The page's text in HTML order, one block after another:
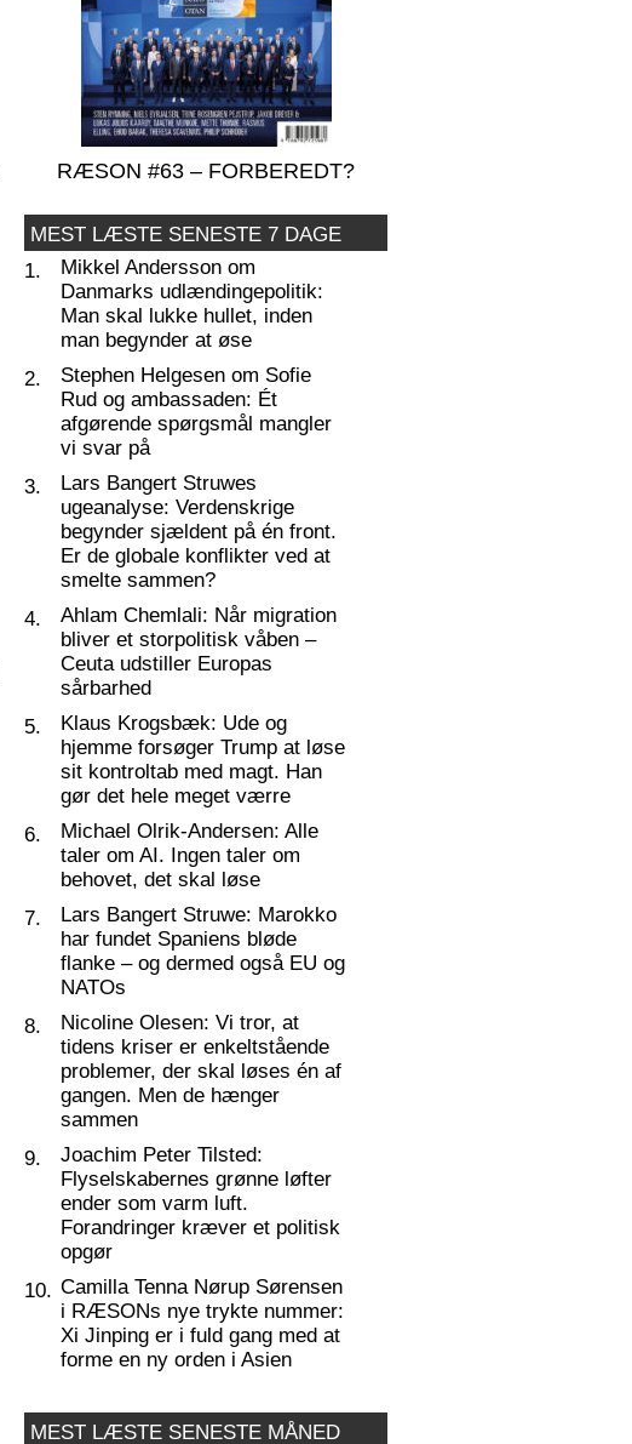
RÆSON #63 – FORBEREDT?
MEST LÆSTE SENESTE 7 DAGE
1.
Mikkel Andersson om
Danmarks udlændingepolitik:
Man skal lukke hullet, inden
man begynder at øse
2.
Stephen Helgesen om Sofie
Rud og ambassaden: Ét
afgørende spørgsmål mangler
vi svar på
3.
Lars Bangert Struwes
ugeanalyse: Verdenskrige
begynder sjældent på én front.
Er de globale konflikter ved at
smelte sammen?
4.
Ahlam Chemlali: Når migration
bliver et storpolitisk våben –
Ceuta udstiller Europas
sårbarhed
5.
Klaus Krogsbæk: Ude og
hjemme forsøger Trump at løse
sit kontroltab med magt. Han
gør det hele meget værre
6.
Michael Olrik-Andersen: Alle
taler om AI. Ingen taler om
behovet, det skal løse
7.
Lars Bangert Struwe: Marokko
har fundet Spaniens bløde
flanke – og dermed også EU og
NATOs
8.
Nicoline Olesen: Vi tror, at
tidens kriser er enkeltstående
problemer, der skal løses én af
gangen. Men de hænger
sammen
9.
Joachim Peter Tilsted:
Flyselskabernes grønne løfter
ender som varm luft.
Forandringer kræver et politisk
opgør
10. Camilla Tenna Nørup Sørensen
i RÆSONs nye trykte nummer:
Xi Jinping er i fuld gang med at
forme en ny orden i Asien
MEST LÆSTE SENESTE MÅNED